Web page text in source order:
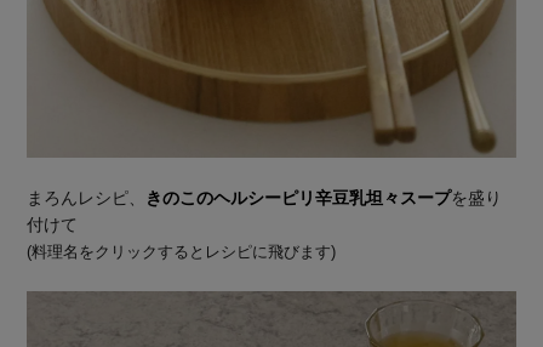
まろんレシピ、 きのこのヘルシーピリ辛豆乳坦々スープを盛り
付けて
(料理名をクリックするとレシピに飛びます)